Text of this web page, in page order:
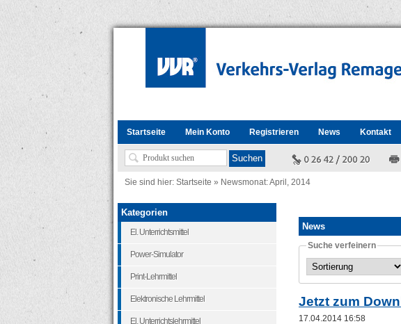
Startseite Mein Konto Registrieren News Kontakt
Sie sind hier: Startseite » Newsmonat: April, 2014
News
Suche verfeinern
Jetzt zum
17.04.2014 16:58
Kategorien
El. Unterrichtsmittel
Power-Simulator
Print-Lehrmittel
Elektronische Lehrmittel
El. Unterrichtslehrmittel